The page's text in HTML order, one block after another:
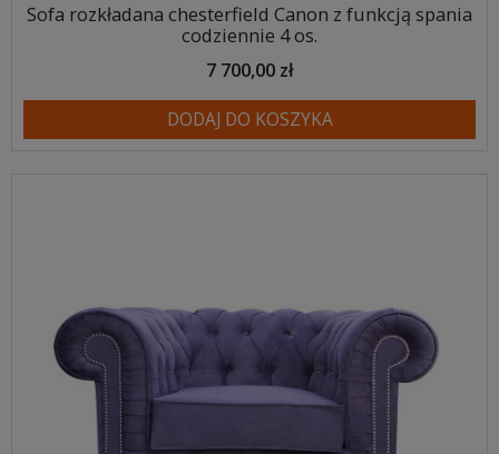
Sofa rozkładana chesterfield Canon z funkcją spania
codziennie 4 os.
7 700,00 zł
DODAJ DO KOSZYKA